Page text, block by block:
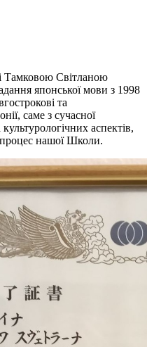
Тамковою Світланою
японської мови з 1998
та
саме з сучасної
аспектів,
нашої Школи.